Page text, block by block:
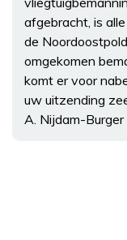
afgebracht, is
de
omgekomen
komt er voor
uw uitzending
A. Nijdam-